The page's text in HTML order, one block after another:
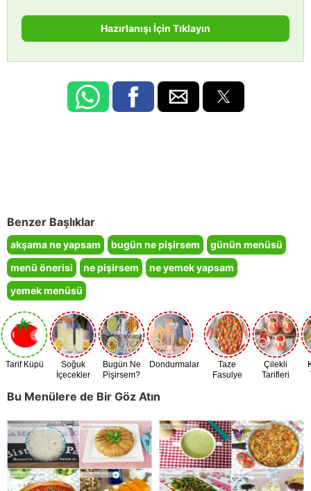
Hazırlanışı İçin Tıklayın
Benzer Başlıklar
akşama ne yapsam bugün ne pişirsem
günün menüsü
menü önerisi
ne pişirsem
ne yemek yapsam
yemek menüsü
Tarif Küpü
Soğuk
İçecekler
Bugün Ne
Pişirsem?
Dondurmalar
Taze
Fasulye
Çilekli
Tarifleri
Bu Menülere de Bir Göz Atın